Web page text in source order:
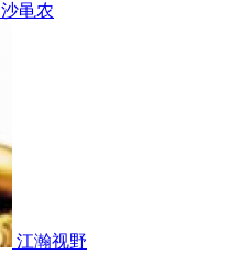
沙黾农
江瀚视野